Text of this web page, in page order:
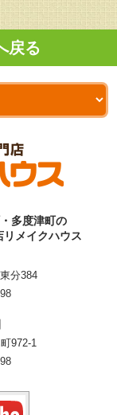
戻る
多度津町の
メイクハウス
分384
972-1